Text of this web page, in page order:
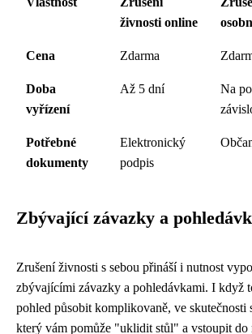
živnosti online
Cena Zdarma
Doba
vyřízení
Až 5 dní
Na
Potřebné
dokumenty
Elektronický
podpis
Zbývající závazky a
Zrušení živnosti s sebou přináší i nutnost
zbývajícími závazky a pohledávkami. I když
pohled působit komplikovaně, ve skutečnosti
který vám pomůže "uklidit stůl" a vstoupit do